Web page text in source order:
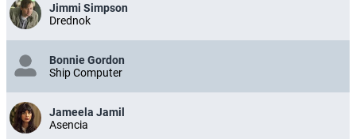
Jimmi Simpson
Drednok
Bonnie Gordon
Ship Computer
Jameela Jamil
Asencia